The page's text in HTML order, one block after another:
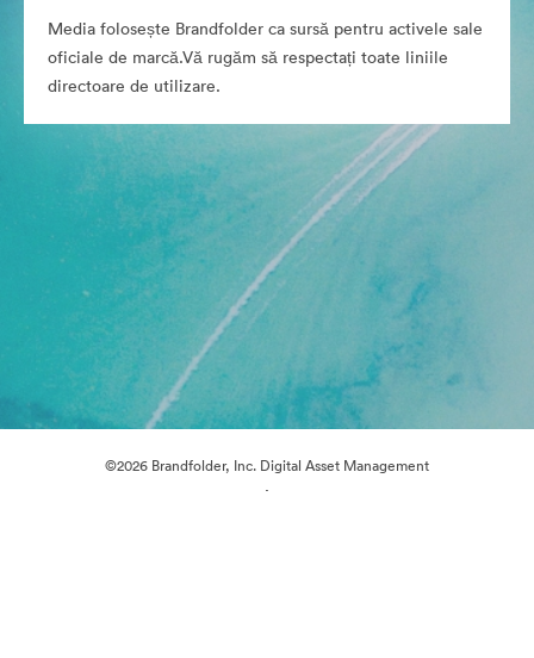
Media folosește Brandfolder ca sursă pentru activele sale
oficiale de marcă.Vă rugăm să respectați toate liniile
directoare de utilizare.
©2026 Brandfolder, Inc. Digital Asset Management
·